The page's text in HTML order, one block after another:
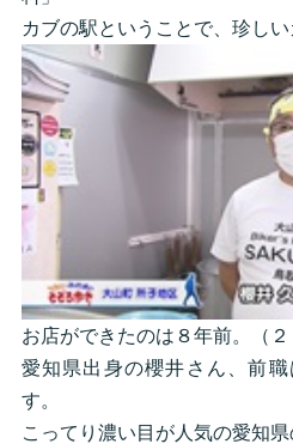
カブの駅ということで、珍しい
お店ができたのは８年前。（２
愛知県出身の櫻井さん、前
す。
こってり濃い目が人気の愛知県